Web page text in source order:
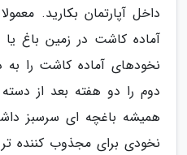
داخل آپارتمان بکارید.
آماده کاشت در زمین باغ
نخودهای آماده کاشت را
دوم را دو هفته بعد از
همیشه باغچه ای سرسبز
نخودی برای مجذوب کننده